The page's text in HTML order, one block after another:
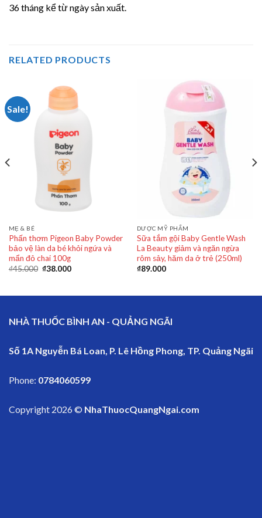
36 tháng kể từ ngày sản xuất.
RELATED PRODUCTS
Sale!
MẸ & BÉ
Phấn thơm Pigeon Baby Powder
bảo vệ làn da bé khỏi ngứa và
mẩn đỏ chai 100g
₫45.000 ₫38.000
DƯỢC MỸ PHẨM
Sữa tắm gội Baby Gentle Wash
La Beauty giảm và ngăn ngừa
rôm sảy, hăm da ở trẻ (250ml)
₫89.000
NHÀ THUỐC BÌNH AN - QUẢNG NGÃI
Số 1A Nguyễn Bá Loan, P. Lê Hồng Phong, TP. Quảng Ngãi
Phone: 0784060599
Copyright 2026 © NhaThuocQuangNgai.com